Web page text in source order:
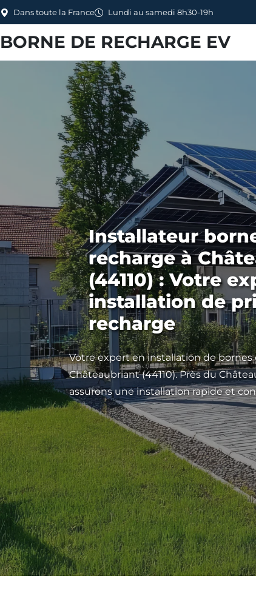
Dans toute la France Lundi au samedi 8h30-19h
BORNE DE RECHARGE EV
Installateur
recharge à
(44110) : Votre
installation de
recharge
Votre expert en installation de
Châteaubriant (44110). Près du
assurons une installation rapide et